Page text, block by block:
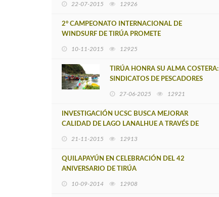
22-07-2015 12926
2° CAMPEONATO INTERNACIONAL DE
WINDSURF DE TIRÚA PROMETE
10-11-2015 12925
TIRÚA HONRA SU ALMA COSTERA:
SINDICATOS DE PESCADORES
27-06-2025 12921
INVESTIGACIÓN UCSC BUSCA MEJORAR
CALIDAD DE LAGO LANALHUE A TRAVÉS DE
21-11-2015 12913
QUILAPAYÚN EN CELEBRACIÓN DEL 42
ANIVERSARIO DE TIRÚA
10-09-2014 12908